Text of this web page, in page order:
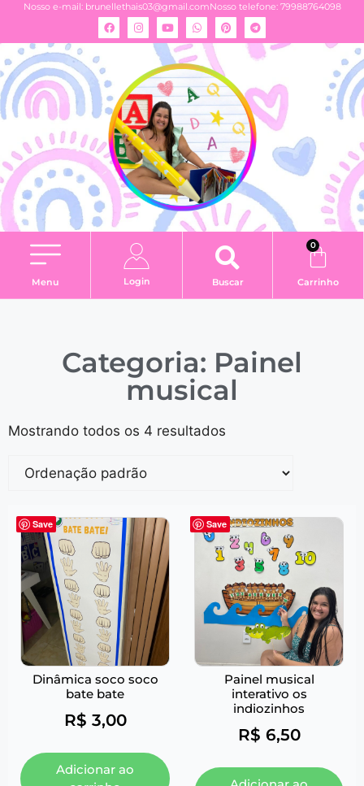
Nosso e-mail: brunellethais03@gmail.comNosso telefone: 79988764098
Menu Login Buscar
0
Carrinho
Categoria: Painel
musical
Mostrando todos os 4 resultados
Save
Dinâmica soco soco
bate bate
R$ 3,00
Adicionar ao
Save
Painel musical
interativo os
indiozinhos
R$ 6,50